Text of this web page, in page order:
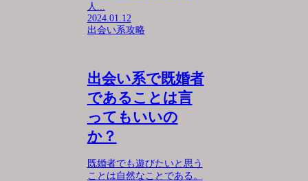
人...
2024.01.12
出会い系攻略
出会い系で既婚者
であることは言
ってもいいの
か？
既婚者でも遊びたいと思う
ことは自然なことである。